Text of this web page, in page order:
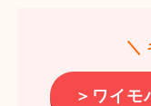
＼
＞ワイモ